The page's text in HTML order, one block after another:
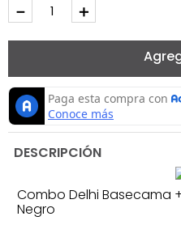
＋
－
DESCRIPCIÓN
Combo Delhi Basecama
Negro